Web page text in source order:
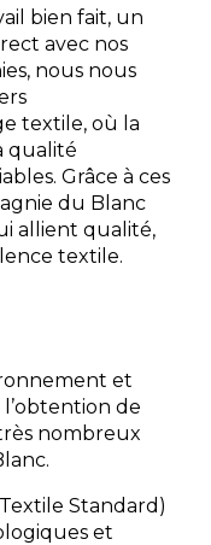
bien fait, un
avec nos
nous nous
textile, où la
qualité
Grâce à ces
du Blanc
allient qualité,
textile.
et
l’obtention de
nombreux
Standard)
et